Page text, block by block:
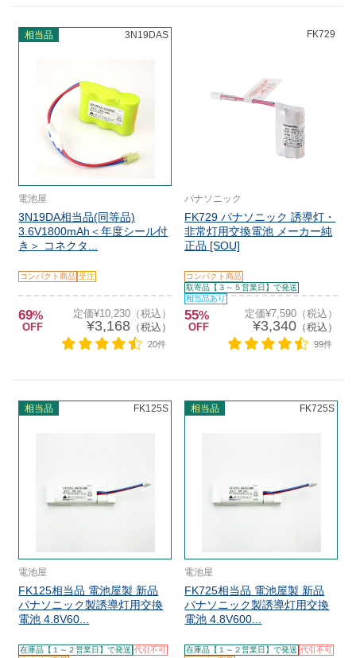
相当品 3N19DAS
電池屋
3N19DA相当品(同等品)
3.6V1800mAh＜年度シール付
き＞ コネクタ...
コンパクト商品 受注
69%
OFF
定価¥10,230（税込）
¥3,168（税込）
20件
FK729
パナソニック
FK729 パナソニック 誘導灯・
非常灯用交換電池 メーカー純
正品 [SOU]
コンパクト商品
取寄品【３～５営業日】で発送
相当品あり
55%
OFF
定価¥7,590（税込）
¥3,340（税込）
99件
相当品 FK125S
電池屋
FK125相当品 電池屋製 新品
パナソニック製誘導灯用交換
電池 4.8V60...
在庫品【１～２営業日】で発送 代引不可
相当品 FK725S
電池屋
FK725相当品 電池屋製 新品
パナソニック製誘導灯用交換
電池 4.8V600...
在庫品【１～２営業日】で発送 代引不可